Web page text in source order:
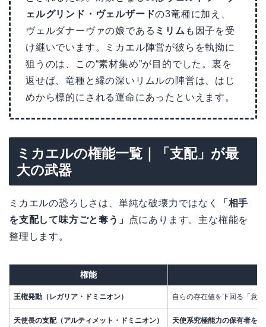
ェルグリンド・ヴェルザードの3竜種に加え、
ヴェルダナーヴァの娘である ミリム も因子を受
け継いでいます。ミカエル陣営が彼らを執拗に
狙うのは、この“素材集め”が目的でした。裏を
返せば、竜種と縁の深いリムルの陣営は、はじ
めから標的にされる運命にあったといえます。
ミカエルの権能一覧｜「支配」が最
大の武器
ミカエルの恐ろしさは、単純な破壊力ではなく
「相手
を支配して味方ごと奪う」
点にあります。主な権能を
整理します。
権能
王権発動（レガリア・ドミニオン） 自らの存在値を下回る「意
天使長の支配（アルティメット・ドミニオン） 天使系究極能力の保有者を